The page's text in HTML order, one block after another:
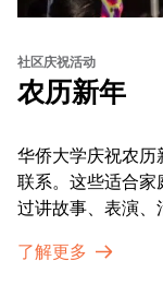
社区庆祝活动
农历新年
华侨大学庆祝农历
联系。这些适合家
过讲故事、表演、
通过亲身参与和虚
了解更多